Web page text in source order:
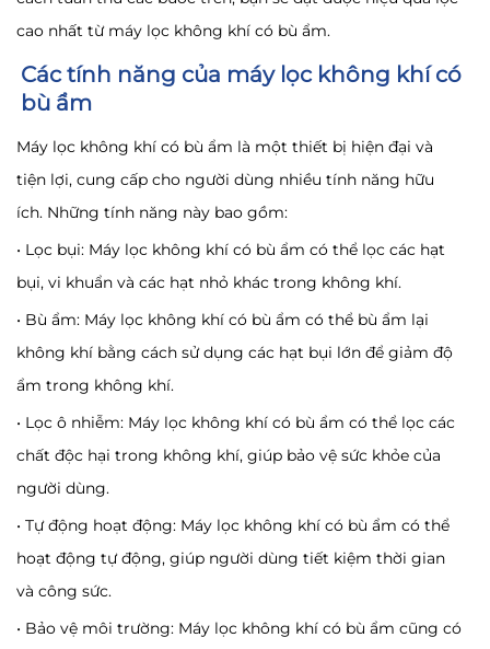
cao nhất từ máy lọc không khí có bù ẩm.
Các tính năng của máy lọc không khí có
bù ẩm
Máy lọc không khí có bù ẩm là một thiết bị hiện đại và
tiện lợi, cung cấp cho người dùng nhiều tính năng hữu
ích. Những tính năng này bao gồm:
• Lọc bụi: Máy lọc không khí có bù ẩm có thể lọc các hạt
bụi, vi khuẩn và các hạt nhỏ khác trong không khí.
• Bù ẩm: Máy lọc không khí có bù ẩm có thể bù ẩm lại
không khí bằng cách sử dụng các hạt bụi lớn để giảm độ
ẩm trong không khí.
• Lọc ô nhiễm: Máy lọc không khí có bù ẩm có thể lọc các
chất độc hại trong không khí, giúp bảo vệ sức khỏe của
người dùng.
• Tự động hoạt động: Máy lọc không khí có bù ẩm có thể
hoạt động tự động, giúp người dùng tiết kiệm thời gian
và công sức.
• Bảo vệ môi trường: Máy lọc không khí có bù ẩm cũng có